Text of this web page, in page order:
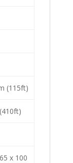
(115ft)
x 100